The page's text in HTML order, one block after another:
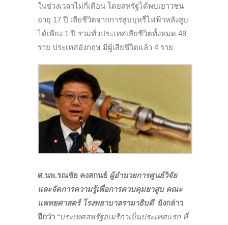
ในช่วงเวลาไม่กี่เดือน โดยสหรัฐได้พบเยาวชน
อายุ 17 ปี เสียชีวิตจากการสูบบุหรี่ไฟฟ้าหลังสูบ
ได้เพียง 1 ปี รวมทั่วประเทศเสียชีวิตทั้งหมด 48
ราย ประเทศอังกฤษ มีผู้เสียชีวิตแล้ว 4 ราย
ศ.นพ.รณชัย คงสกนธ์ ผู้อำนวยการศูนย์วิจัย
และจัดการความรู้เพื่อการควบคุมยาสูบ คณะ
แพทยศาสตร์ โรงพยาบาลรามาธิบดี ยังกล่าว
อีกว่า “ประเทศสหรัฐอเมริกาเป็นประเทศแรก ที่